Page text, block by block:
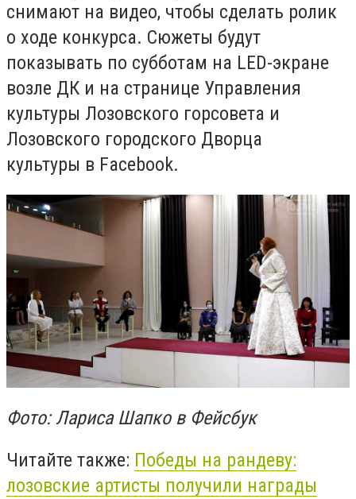
снимают на видео, чтобы сделать ролик
о ходе конкурса. Сюжеты будут
показывать по субботам на LED-экране
возле ДК и на странице Управления
культуры Лозовского горсовета и
Лозовского городского Дворца
культуры в Facebook.
Фото: Лариса Шапко в Фейсбук
Читайте также: Победы на рандеву:
лозовские артисты получили награды